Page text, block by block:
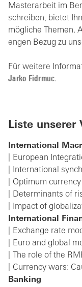
Masterarbeit im
schreiben, bietet
mögliche Themen.
engen Bezug zu
Für weitere
Jarko Fidrmuc.
Liste unserer
International
European
International
Optimum
Determinants of
Impact of
International
Exchange rate
Euro and global
The role of the
Currency wars:
Banking